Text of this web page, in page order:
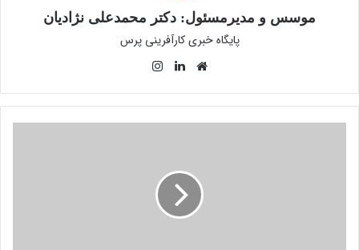
موسس و مدیرمسئول: دکتر محمدعلی نژادیان
پایگاه خبری کارآفرینی پرس
وبسایتلینکدین